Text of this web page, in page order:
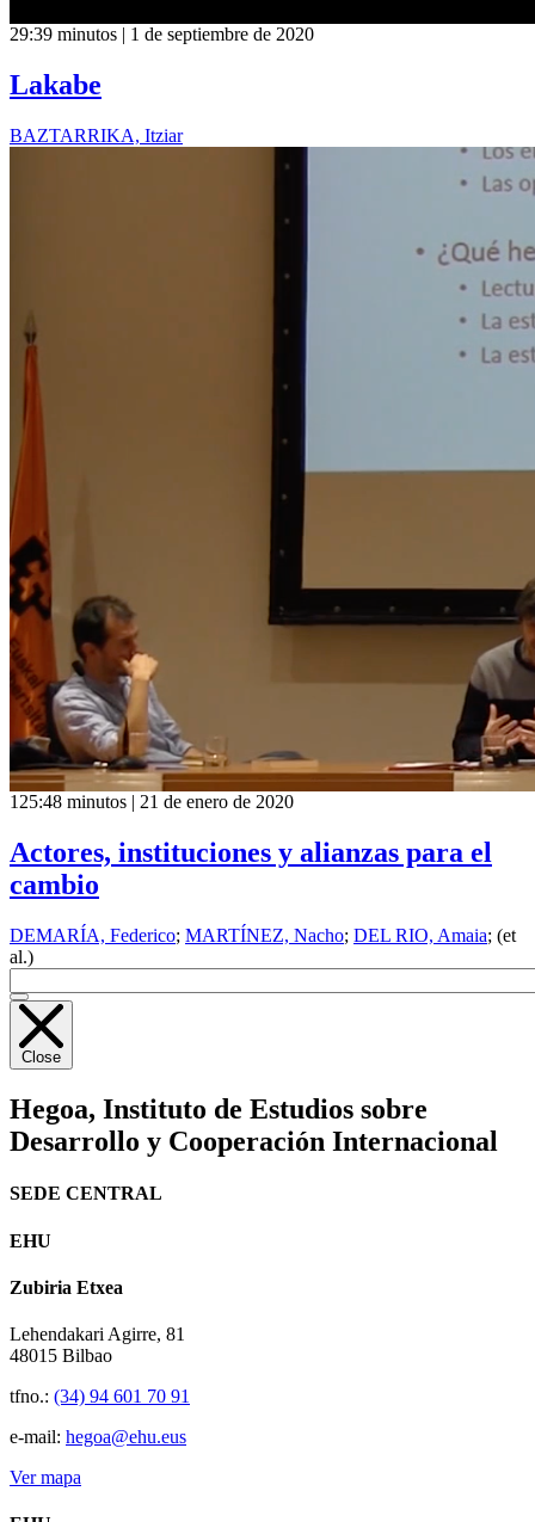
29:39 minutos | 1 de septiembre de 2020
Lakabe
BAZTARRIKA, Itziar
125:48 minutos | 21 de enero de 2020
Actores, instituciones y alianzas para el
cambio
DEMARÍA, Federico; MARTÍNEZ, Nacho; DEL RIO, Amaia; (et
al.)
Close
Hegoa, Instituto de Estudios sobre
Desarrollo y Cooperación Internacional
SEDE CENTRAL
EHU
Zubiria Etxea
Lehendakari Agirre, 81
48015 Bilbao
tfno.: (34) 94 601 70 91
e-mail: hegoa@ehu.eus
Ver mapa